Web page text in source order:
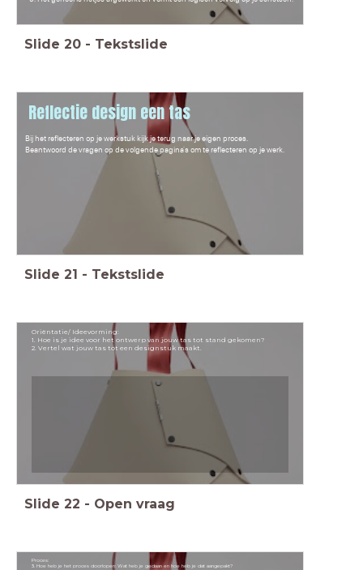
Slide 20 - Tekstslide
Reflectie design een tas
Bij het reflecteren op je werkstuk kijk je terug naar je eigen proces.
Beantwoord de vragen op de volgende pagina's om te reflecteren op je werk.
Slide 21 - Tekstslide
Oriëntatie/ Ideevorming:
1. Hoe is je idee voor het ontwerp van jouw tas tot stand gekomen?
2. Vertel wat jouw tas tot een designstuk maakt.
Slide 22 - Open vraag
Proces:
3. Hoe heb je het proces doorlopen: Wat heb je gedaan en hoe heb je dat aangepakt?